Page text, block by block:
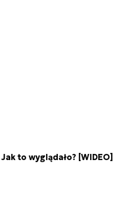
to wyglądało? [WIDEO]